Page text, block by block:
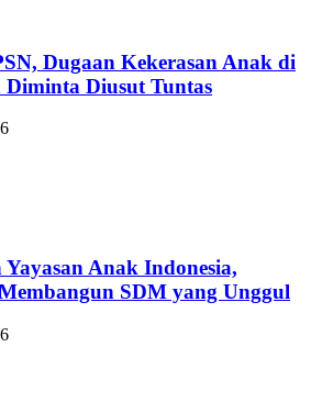
Dugaan Kekerasan Anak di
Diusut Tuntas
Anak Indonesia,
SDM yang Unggul